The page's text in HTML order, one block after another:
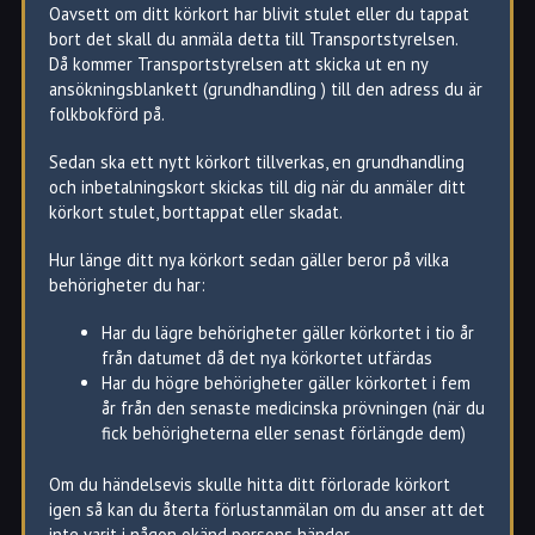
Oavsett om ditt körkort har blivit stulet eller du tappat
bort det skall du anmäla detta till Transportstyrelsen.
Då kommer Transportstyrelsen att skicka ut en ny
ansökningsblankett (grundhandling ) till den adress du är
folkbokförd på.
Sedan ska ett nytt körkort tillverkas, en grundhandling
och inbetalningskort skickas till dig när du anmäler ditt
körkort stulet, borttappat eller skadat.
Hur länge ditt nya körkort sedan gäller beror på vilka
behörigheter du har:
Har du lägre behörigheter gäller körkortet i tio år
från datumet då det nya körkortet utfärdas
Har du högre behörigheter gäller körkortet i fem
år från den senaste medicinska prövningen (när du
fick behörigheterna eller senast förlängde dem)
Om du händelsevis skulle hitta ditt förlorade körkort
igen så kan du återta förlustanmälan om du anser att det